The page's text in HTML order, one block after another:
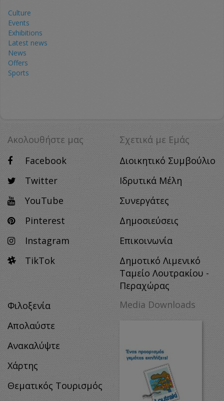
Culture
Events
Exhibitions
Latest news
News
Offers
Sports
Ακολουθήστε μας
Facebook
Twitter
YouTube
Pinterest
Instagram
TikTok
Σχετικά με Eμάς
Διοικητικό Συμβούλιο
Ιδρυτικά Μέλη
Συνεργάτες
Δημοσιεύσεις
Επικοινωνία
Δημοτικό Λιμενικό
Ταμείο Λουτρακίου -
Περαχώρας
Φιλοξενία
Απολαύστε
Ανακαλύψτε
Χάρτης
Θεματικός Τουρισμός
Media Downloads